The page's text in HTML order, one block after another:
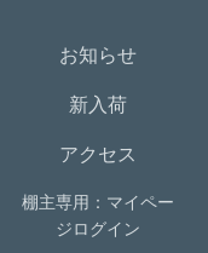
お知らせ
新入荷
アクセス
棚主専用：マイペー
ジログイン